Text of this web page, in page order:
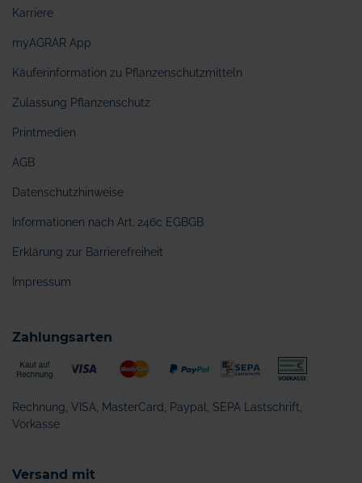
Karriere
myAGRAR App
Käuferinformation zu Pflanzenschutzmitteln
Zulassung Pflanzenschutz
Printmedien
AGB
Datenschutzhinweise
Informationen nach Art. 246c EGBGB
Erklärung zur Barrierefreiheit
Impressum
Zahlungsarten
Rechnung, VISA, MasterCard, Paypal, SEPA Lastschrift,
Vorkasse
Versand mit